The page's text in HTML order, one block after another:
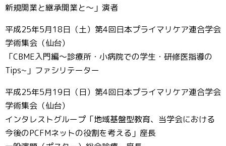
新規開業と継承開業と～」演者
平成25年5月18日（土）第4回日本プライマリケア連合学会
学術集会（仙台）
「CBME入門編～診療所・小病院での学生・研修医指導の
Tips~」ファシリテーター
平成25年5月19日（日）第4回日本プライマリケア連合学会
学術集会（仙台）
インタレストグループ「地域基盤型教育、当学会における
今後のPCFMネットの役割を考える」座長